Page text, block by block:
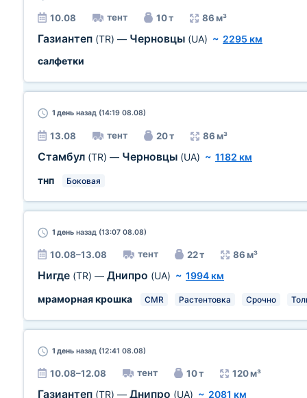
10.08 тент 10 т 86 м³
Газиантеп (TR) — Черновцы (UA) ~ 2295 км
салфетки
1 день назад (14:19 08.08)
13.08 тент 20 т 86 м³
Стамбул (TR) — Черновцы (UA) ~ 1182 км
тнп
Боковая
1 день назад (13:07 08.08)
10.08–13.08 тент 22 т 86 м³
Нигде (TR) — Днипро (UA) ~ 1994 км
мраморная крошка
CMR Растентовка Срочно
1 день назад (12:41 08.08)
10.08–12.08 тент 10 т 120 м³
Газиантеп (TR) — Днипро (UA) ~ 2081 км